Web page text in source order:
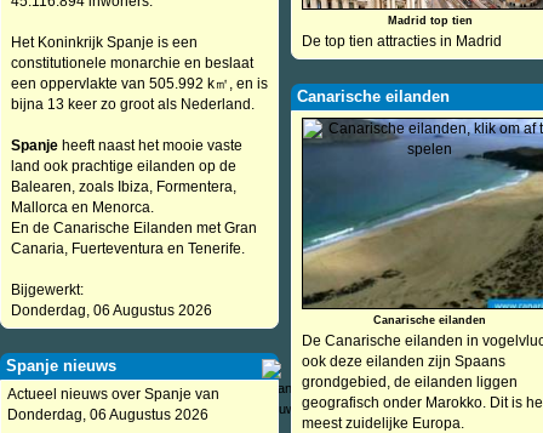
Het Koninkrijk Spanje is een
constitutionele monarchie en beslaat
een oppervlakte van 505.992 k㎡, en is
bijna 13 keer zo groot als Nederland.
Spanje heeft naast het mooie vaste
land ook prachtige eilanden op de
Balearen, zoals Ibiza, Formentera,
Mallorca en Menorca.
En de Canarische Eilanden met Gran
Canaria, Fuerteventura en Tenerife.
Bijgewerkt:
Donderdag, 06 Augustus 2026
Spanje nieuws
Actueel nieuws over Spanje van
Donderdag, 06 Augustus 2026
Madrid top tien
De top tien attracties in Madrid
Canarische eilanden
Canarische eilanden
De Canarische eilanden in
ook deze eilanden zijn Spaans
grondgebied, de eilanden liggen
geografisch onder Marokko. Dit is
meest zuidelijke Europa.